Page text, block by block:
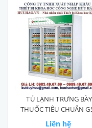
TỦ LẠNH TRƯNG BÀY
THUỐC TIÊU CHUẨN
Liên hệ